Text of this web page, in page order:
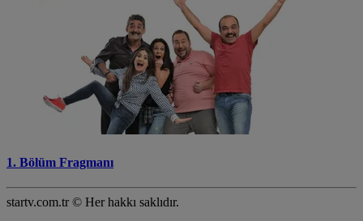
1. Bölüm Fragmanı
startv.com.tr © Her hakkı saklıdır.